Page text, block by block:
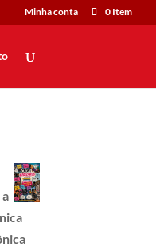
Minha conta 0 Item